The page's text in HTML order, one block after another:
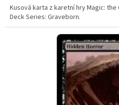
Kusová karta z karetní hry Magic:
Deck Series: Graveborn.